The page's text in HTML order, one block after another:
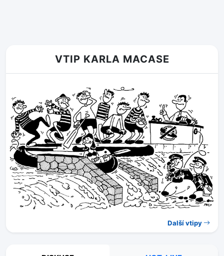
VTIP KARLA MACASE
Další vtipy